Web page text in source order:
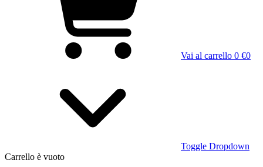
Vai al carrello 0 €0
Toggle Dropdown
Carrello è vuoto